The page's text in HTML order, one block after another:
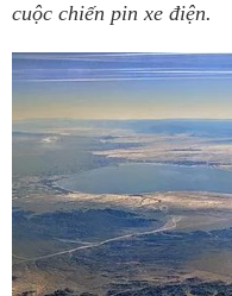
cuộc chiến pin xe điện.